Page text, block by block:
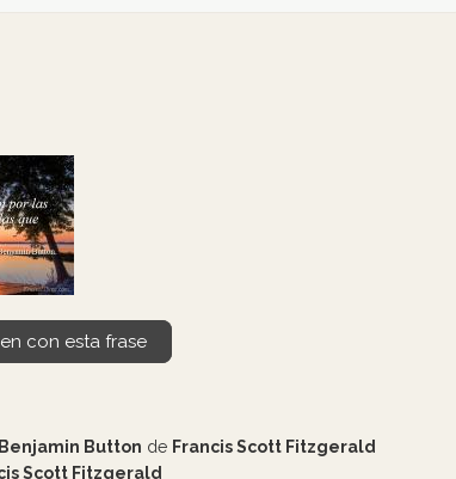
con esta frase
Button de Francis Scott Fitzgerald
Scott Fitzgerald